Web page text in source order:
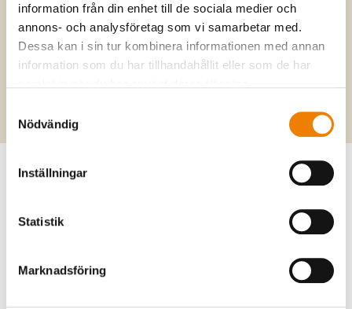
information från din enhet till de sociala medier och
annons- och analysföretag som vi samarbetar med.
Dessa kan i sin tur kombinera informationen med annan
information som du har tillhandahållit eller som de har
Nödvändig
Inställningar
Statistik
Marknadsföring
lövträd och picknickfiltar ut sig. På vårar, somrar och
tidiga höstar myllrar promenadstråken vid Årstaviken av
liv. Caféer, bagerier, restauranger och barer ligger lika
nära, fast åt andra hållet. Frågan är om det går att hitta ett
Här hittar du Studio Maria